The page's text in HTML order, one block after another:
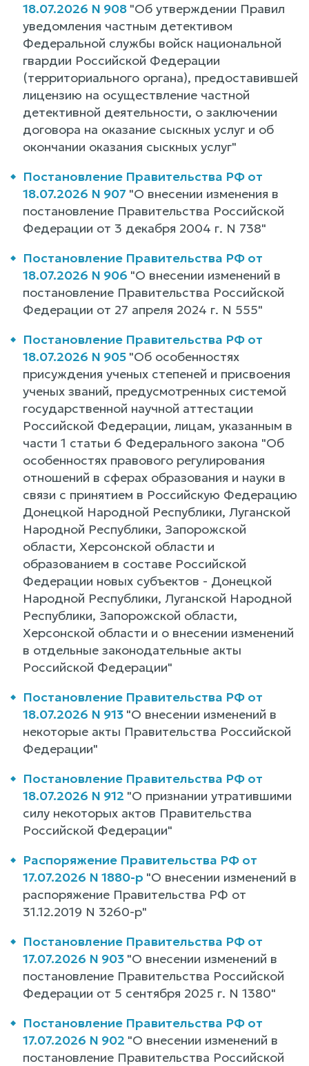
18.07.2026 N 908 "Об утверждении Правил
уведомления частным детективом
Федеральной службы войск национальной
гвардии Российской Федерации
(территориального органа), предоставившей
лицензию на осуществление частной
детективной деятельности, о заключении
договора на оказание сыскных услуг и об
окончании оказания сыскных услуг"
Постановление Правительства РФ от
18.07.2026 N 907 "О внесении изменения в
постановление Правительства Российской
Федерации от 3 декабря 2004 г. N 738"
Постановление Правительства РФ от
18.07.2026 N 906 "О внесении изменений в
постановление Правительства Российской
Федерации от 27 апреля 2024 г. N 555"
Постановление Правительства РФ от
18.07.2026 N 905 "Об особенностях
присуждения ученых степеней и присвоения
ученых званий, предусмотренных системой
государственной научной аттестации
Российской Федерации, лицам, указанным в
части 1 статьи 6 Федерального закона "Об
особенностях правового регулирования
отношений в сферах образования и науки в
связи с принятием в Российскую Федерацию
Донецкой Народной Республики, Луганской
Народной Республики, Запорожской
области, Херсонской области и
образованием в составе Российской
Федерации новых субъектов - Донецкой
Народной Республики, Луганской Народной
Республики, Запорожской области,
Херсонской области и о внесении изменений
в отдельные законодательные акты
Российской Федерации"
Постановление Правительства РФ от
18.07.2026 N 913 "О внесении изменений в
некоторые акты Правительства Российской
Федерации"
Постановление Правительства РФ от
18.07.2026 N 912 "О признании утратившими
силу некоторых актов Правительства
Российской Федерации"
Распоряжение Правительства РФ от
17.07.2026 N 1880-р "О внесении изменений в
распоряжение Правительства РФ от
31.12.2019 N 3260-р"
Постановление Правительства РФ от
17.07.2026 N 903 "О внесении изменений в
постановление Правительства Российской
Федерации от 5 сентября 2025 г. N 1380"
Постановление Правительства РФ от
17.07.2026 N 902 "О внесении изменений в
постановление Правительства Российской